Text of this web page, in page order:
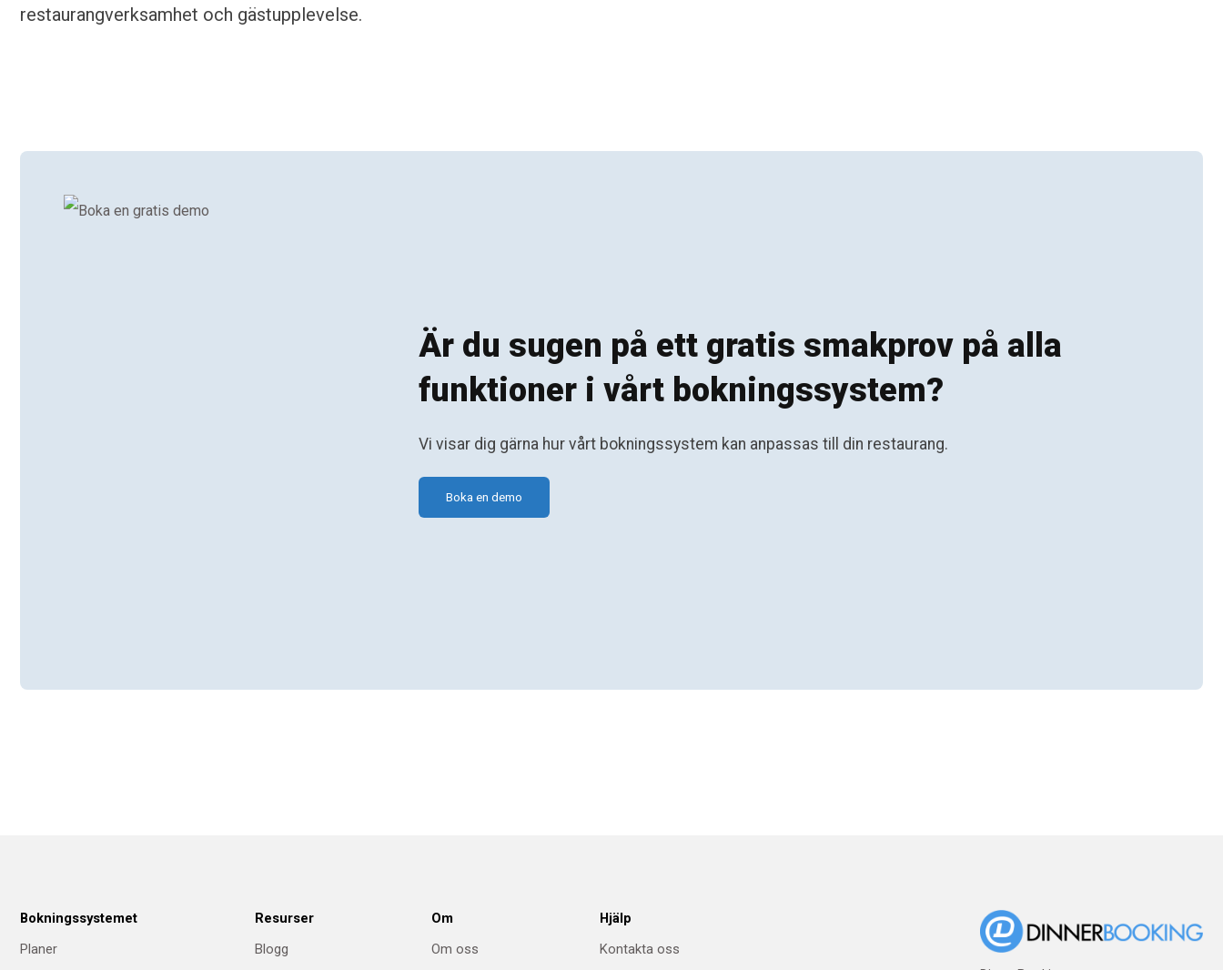
restaurangverksamhet och gästupplevelse.
Är du sugen på ett gratis smakprov på alla
funktioner i vårt bokningssystem?
Vi visar dig gärna hur vårt bokningssystem kan anpassas till din restaurang.
Boka en demo
Bokningssystemet
Planer
Resurser
Blogg
Om
Om oss
Hjälp
Kontakta oss